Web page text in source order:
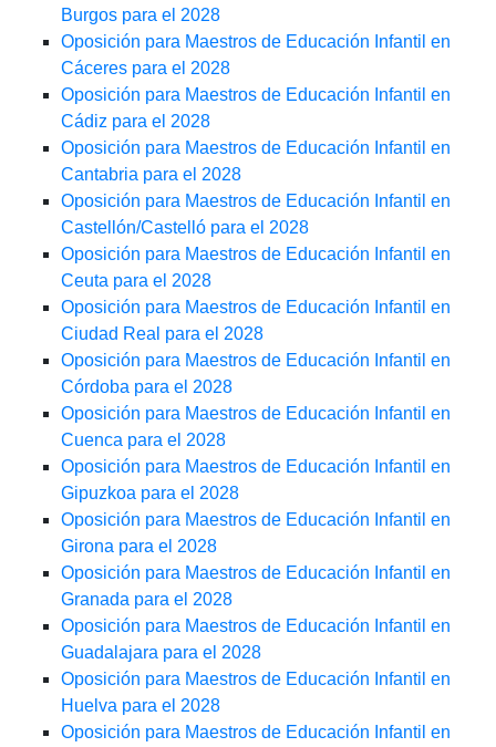
Burgos para el 2028
Oposición para Maestros de Educación Infantil en
Cáceres para el 2028
Oposición para Maestros de Educación Infantil en
Cádiz para el 2028
Oposición para Maestros de Educación Infantil en
Cantabria para el 2028
Oposición para Maestros de Educación Infantil en
Castellón/Castelló para el 2028
Oposición para Maestros de Educación Infantil en
Ceuta para el 2028
Oposición para Maestros de Educación Infantil en
Ciudad Real para el 2028
Oposición para Maestros de Educación Infantil en
Córdoba para el 2028
Oposición para Maestros de Educación Infantil en
Cuenca para el 2028
Oposición para Maestros de Educación Infantil en
Gipuzkoa para el 2028
Oposición para Maestros de Educación Infantil en
Girona para el 2028
Oposición para Maestros de Educación Infantil en
Granada para el 2028
Oposición para Maestros de Educación Infantil en
Guadalajara para el 2028
Oposición para Maestros de Educación Infantil en
Huelva para el 2028
Oposición para Maestros de Educación Infantil en